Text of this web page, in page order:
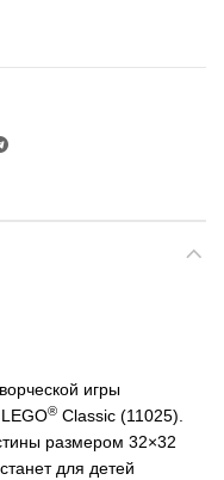
игры
® Classic (11025).
размером 32×32
для детей